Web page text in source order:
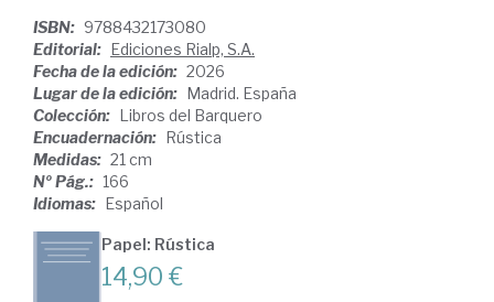
ISBN: 9788432173080
Editorial: Ediciones Rialp, S.A.
Fecha de la edición: 2026
Lugar de la edición: Madrid. España
Colección: Libros del Barquero
Encuadernación: Rústica
Medidas: 21 cm
Nº Pág.: 166
Idiomas: Español
Papel: Rústica
14,90 €